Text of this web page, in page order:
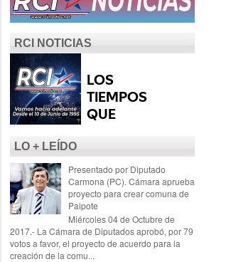
RCI NOTICIAS
LO + LEÍDO
Presentado por Diputado
Carmona (PC). Cámara aprueba
proyecto para crear comuna de
Paipote
Miércoles 04 de Octubre de
2017.- La Cámara de Diputados aprobó, por 79
votos a favor, el proyecto de acuerdo para la
creación de la comu...